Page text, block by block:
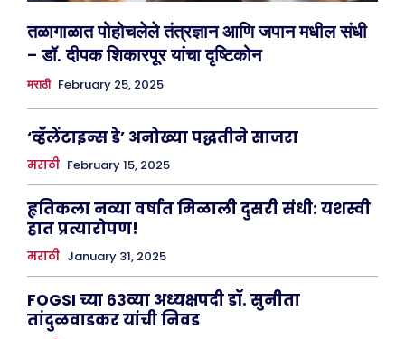
तळागाळात पोहोचलेले तंत्रज्ञान आणि जपान मधील संधी
– डॉ. दीपक शिकारपूर यांचा दृष्टिकोन
मराठी February 25, 2025
‘व्हॅलेंटाइन्स डे’ अनोख्या पद्धतीने साजरा
मराठी February 15, 2025
हृतिकला नव्या वर्षात मिळाली दुसरी संधी: यशस्वी
हात प्रत्यारोपण!
मराठी January 31, 2025
FOGSI च्या ६३व्या अध्यक्षपदी डॉ. सुनीता
तांदुळवाडकर यांची निवड